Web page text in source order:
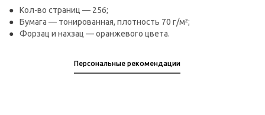
Кол-во страниц — 256;
Бумага — тонированная, плотность 70 г/м²;
Форзац и нахзац — оранжевого цвета.
Персональные рекомендации